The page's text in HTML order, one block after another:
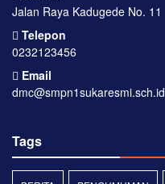
Jalan Raya Kadugede No. 11
Telepon
0232123456
Email
dmc@smpn1sukaresmi.sch.id
Tags